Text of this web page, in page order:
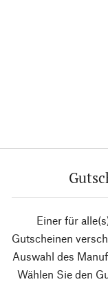
Einer für
Gutscheinen
Auswahl des
Wählen Sie den